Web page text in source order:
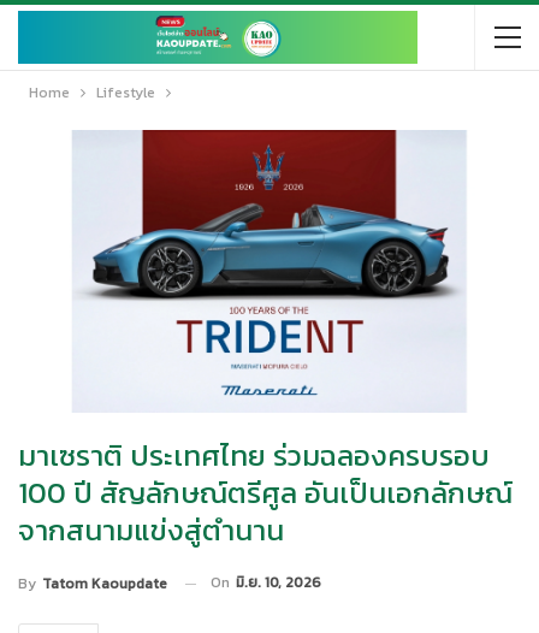
Home Lifestyle
มาเซราติ ประเทศไทย ร่วมฉลองครบรอบ
100 ปี สัญลักษณ์ตรีศูล อันเป็นเอกลักษณ์
จากสนามแข่งสู่ตำนาน
By Tatom Kaoupdate On มิ.ย. 10, 2026